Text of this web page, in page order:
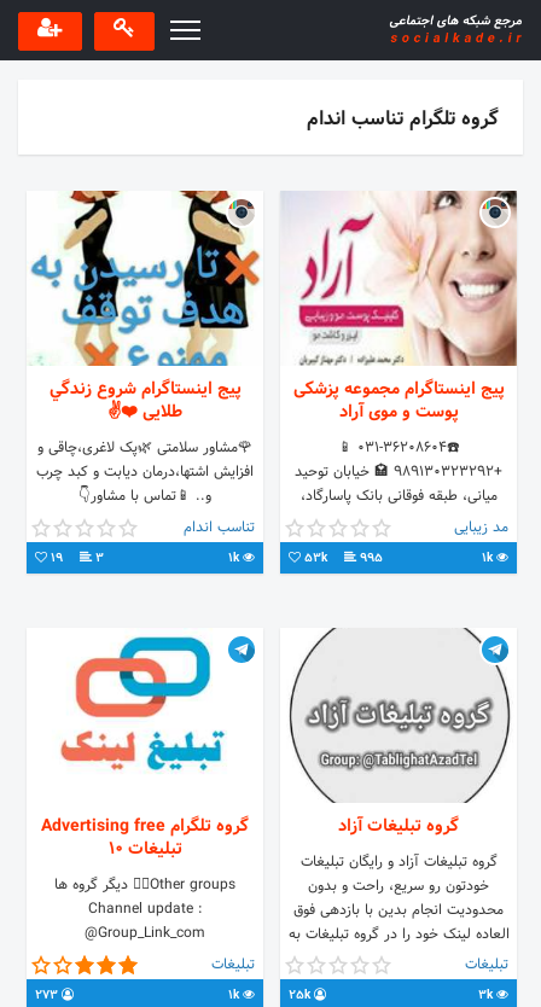
گروه تلگرام تناسب اندام
پیج اینستاگرام مجموعه پزشکی
پوست و موی آراد
☎️031-36208604 📱
+989130323292 🏩 خیابان توحید
میانی، طبقه فوقانی بانک پاسارگاد،
ساختمان نگار 1، طبقه 1، واحد 1 کلینیک
زیبایی پوست و مو آراد دکتر مهناز
کبیریان دکتر محمد علیزاده آیدی تلگرام:
t.me/joinchat/AAAAADv3zXAm4ThwBBEVpQ
مد زیبایی
1k
995
53k
پیج اینستاگرام شروع زندگي
طلایی ❤️✌️
🌹مشاور سلامتی 🌿پک لاغری،چاقی و
افزایش اشتها،درمان دیابت و کبد چرب
و.. 📱تماس با مشاور👇
0937_121_3993 🚙ارسال به سراسر
کشور 👩لینک گروه تلگرام 👇
تناسب اندام
1k
3
19
گروه تبلیغات آزاد
گروه تبلیغات آزاد و رایگان تبلیغات
خودتون رو سریع، راحت و بدون
محدودیت انجام بدین با بازدهی فوق
العاده لینک خود را در گروه تبلیغات به
اشتراک بگذارید برای تبلیغ مشاغل،
خدمات، محصولات و...
تبلیغات
3k
25k
گروه تلگرام Advertising free
تبلیغات 10
Other groups👇🏼 دیگر گروه ها
Channel update :
@Group_Link_com
تبلیغات
1k